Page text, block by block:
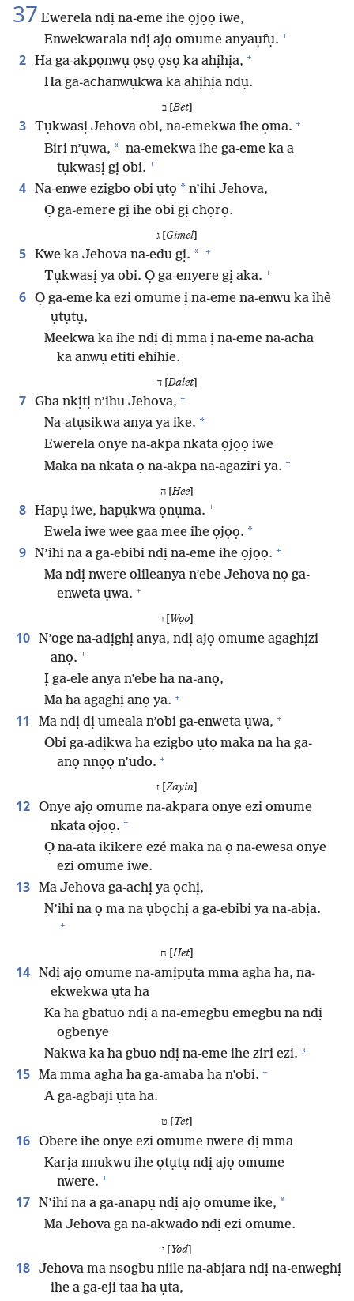
37 Ewerela ndị na-eme ihe ọjọọ iwe,
Enwekwarala ndị ajọ omume anyaụfụ. +
2 Ha ga-akpọnwụ ọsọ ọsọ ka ahịhịa, +
Ha ga-achanwụkwa ka ahịhịa ndụ.
ב [Bet]
3 Tụkwasị Jehova obi, na-emekwa ihe ọma. +
Biri n’ụwa, * na-emekwa ihe ga-eme ka a
tụkwasị gị obi. +
4 Na-enwe ezigbo obi ụtọ * n’ihi Jehova,
Ọ ga-emere gị ihe obi gị chọrọ.
Gimel
5 Kwe ka Jehova na-edu gị. * +
Tụkwasị ya obi. Ọ ga-enyere gị aka. +
6 Ọ ga-eme ka ezi omume ị na-eme na-enwu ka ìhè
ụtụtụ,
Meekwa ka ihe ndị dị mma ị na-eme na-acha
ka anwụ etiti ehihie.
ד [Dalet]
7 Gba nkịtị n’ihu Jehova, +
Na-atụsikwa anya ya ike. *
Ewerela onye na-akpa nkata ọjọọ iwe
Maka na nkata ọ na-akpa na-agaziri ya. +
ה [Hee]
8 Hapụ iwe, hapụkwa ọnụma. +
Ewela iwe wee gaa mee ihe ọjọọ. *
9 N’ihi na a ga-ebibi ndị na-eme ihe ọjọọ. +
Ma ndị nwere olileanya n’ebe Jehova nọ ga-
enweta ụwa. +
ו [ Wọọ]
10 N’oge na-adịghị anya, ndị ajọ omume agaghịzi
anọ. +
Ị ga-ele anya n’ebe ha na-anọ,
Ma ha agaghị anọ ya. +
11 Ma ndị dị umeala n’obi ga-enweta ụwa, +
Obi ga-adịkwa ha ezigbo ụtọ maka na ha ga-
anọ nnọọ n’udo. +
Zayin
12 Onye ajọ omume na-akpara onye ezi omume
nkata ọjọọ. +
Ọ na-ata ikikere ezé maka na ọ na-ewesa onye
ezi omume iwe.
13 Ma Jehova ga-achị ya ọchị,
N’ihi na ọ ma na ụbọchị a ga-ebibi ya na-abịa.
+
ח [Het]
14 Ndị ajọ omume na-amịpụta mma agha ha, na-
ekwekwa ụta ha
Ka ha gbatuo ndị a na-emegbu emegbu na ndị
ogbenye
Nakwa ka ha gbuo ndị na-eme ihe ziri ezi. *
15 Ma mma agha ha ga-amaba ha n’obi. +
A ga-agbaji ụta ha.
Tet]
16 Obere ihe onye ezi omume nwere dị mma
Karịa nnukwu ihe ọtụtụ ndị ajọ omume
nwere. +
17 N’ihi na a ga-anapụ ndị ajọ omume ike, *
Ma Jehova ga na-akwado ndị ezi omume.
Yod
18 Jehova ma nsogbu niile na-abịara ndị na-enweghị
ihe a ga-eji taa ha ụta,